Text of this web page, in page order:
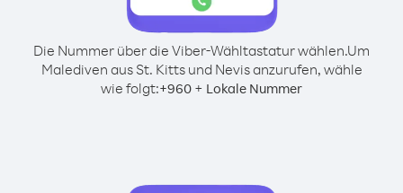
Die Nummer über die Viber-Wähltastatur wählen.Um
Malediven aus St. Kitts und Nevis anzurufen, wähle
wie folgt:+960 + Lokale Nummer